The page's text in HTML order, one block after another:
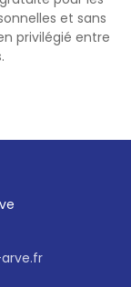
et sans
privilégié entre
: